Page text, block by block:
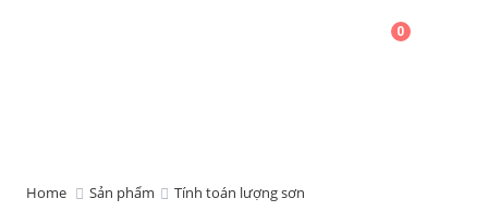
Home Sản phẩm Tính toán lượng sơn